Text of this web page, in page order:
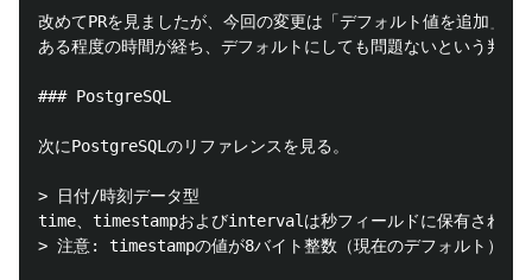
改めてPRを見ましたが、今回の変更は「デフォルト値を追加」で
ある程度の時間が経ち、デフォルトにしても問題ないという判断
### PostgreSQL
次にPostgreSQLのリファレンスを見る。
> 日付/時刻データ型
time、timestampおよびintervalは秒フィールドに保有されて
> 注意: timestampの値が8バイト整数（現在のデフォルト）で